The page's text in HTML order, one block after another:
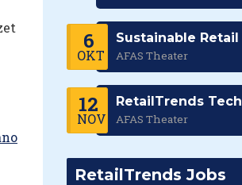
6
OKT
Sustainable Retail
AFAS Theater
12
NOV
RetailTrends Tech
AFAS Theater
RetailTrends Jobs